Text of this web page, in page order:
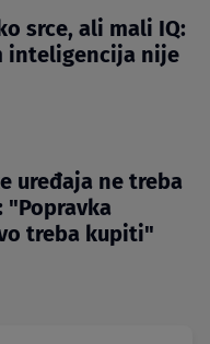
srce, ali mali IQ:
inteligencija nije
uređaja ne treba
"Popravka
treba kupiti"